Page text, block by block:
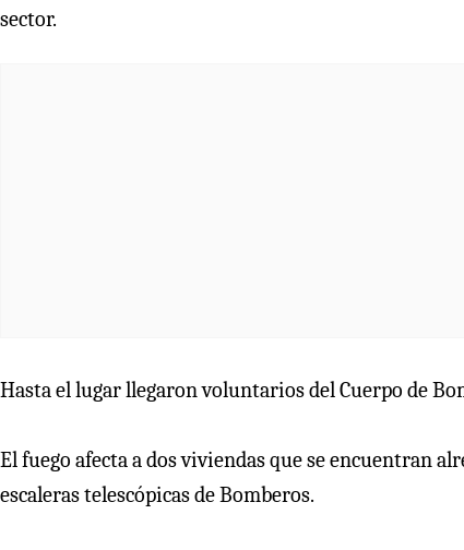
sector.
Hasta el lugar llegaron voluntarios del Cuerpo de
El fuego afecta a dos viviendas que se encuentran
escaleras telescópicas de Bomberos.